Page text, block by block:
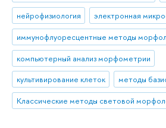
нейрофизиология
электронная
иммунофлуоресцентные методы
компьютерный анализ морфометрии
культивирование клеток
методы
Классические методы световой